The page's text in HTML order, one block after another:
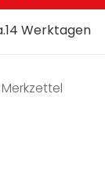
Werktagen